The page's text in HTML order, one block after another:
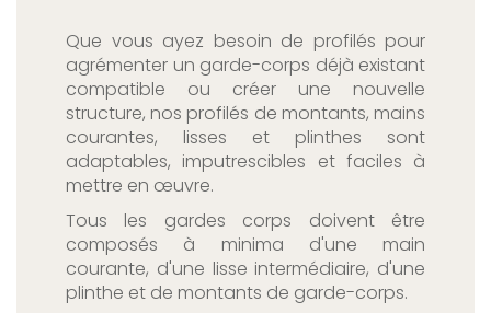
Que vous ayez besoin de profilés pour
agrémenter un garde-corps déjà existant
compatible ou créer une nouvelle
structure, nos profilés de montants, mains
courantes, lisses et plinthes sont
adaptables, imputrescibles et faciles à
mettre en œuvre.
Tous les gardes corps doivent être
composés à minima d'une main
courante, d'une lisse intermédiaire, d'une
plinthe et de montants de garde-corps.